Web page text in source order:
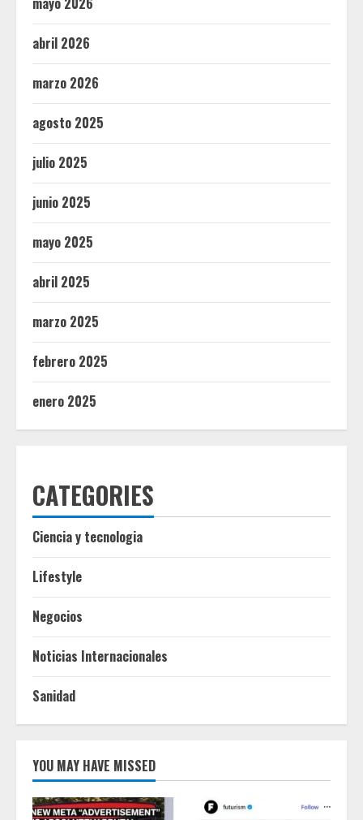
abril 2026
marzo 2026
agosto 2025
julio 2025
junio 2025
mayo 2025
abril 2025
marzo 2025
febrero 2025
enero 2025
CATEGORIES
Ciencia y tecnologia
Lifestyle
Negocios
Noticias Internacionales
Sanidad
YOU MAY HAVE MISSED